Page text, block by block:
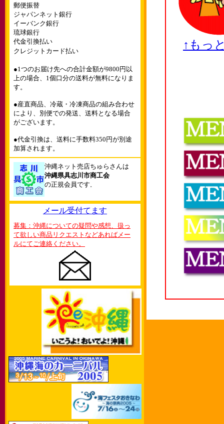
郵便振替
ジャパンネット銀行
イーバンク銀行
琉球銀行
代金引換払い
クレジットカード払い
●1つのお届け先への合計金額が9800円以
上の場合、1個口分の送料が無料になりま
す。
●産直商品、冷蔵・冷凍商品の組み合わせ
により、別便での発送、送料となる場合
がございます。
●代金引換は、送料に手数料350円が別途
加算されます。
沖縄ネット売店ちゅらさんは
沖縄県具志川市商工会
の正規会員です。
メール受付てます
募集：沖縄についての疑問や感想、扱っ
て欲しい商品リクエストなどあればメー
ルにてご連絡ください。
↑もっ